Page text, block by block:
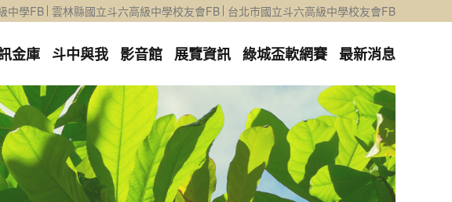
中學FB 雲林縣國立斗六高級中學校友會FB 台北市國立斗六高級中學校友會FB
金庫 斗中與我 影音館 展覽資訊 綠城盃軟網賽 最新消息